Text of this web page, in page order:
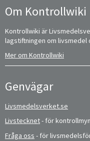
Om Kontrollwiki
Kontrollwiki är
lagstiftningen om
Mer om Kontrollwiki
Genvägar
Livsmedelsverket.se
Livstecknet- för
Fråga oss - för